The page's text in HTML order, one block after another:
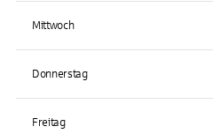
Mittwoch
Donnerstag
Freitag